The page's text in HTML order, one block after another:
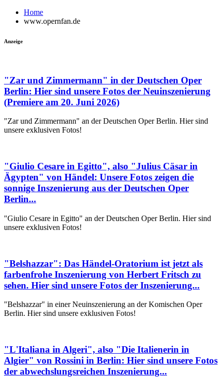
Home
www.opernfan.de
Anzeige
"Zar und Zimmermann" in der Deutschen Oper
Berlin: Hier sind unsere Fotos der Neuinszenierung
(Premiere am 20. Juni 2026)
"Zar und Zimmermann" an der Deutschen Oper Berlin. Hier sind
unsere exklusiven Fotos!
"Giulio Cesare in Egitto", also "Julius Cäsar in
Ägypten" von Händel: Unsere Fotos zeigen die
sonnige Inszenierung aus der Deutschen Oper
Berlin...
"Giulio Cesare in Egitto" an der Deutschen Oper Berlin. Hier sind
unsere exklusiven Fotos!
"Belshazzar": Das Händel-Oratorium ist jetzt als
farbenfrohe Inszenierung von Herbert Fritsch zu
sehen. Hier sind unsere Fotos der Inszenierung...
"Belshazzar" in einer Neuinszenierung an der Komischen Oper
Berlin. Hier sind unsere exklusiven Fotos!
"L'Italiana in Algeri", also "Die Italienerin in
Algier" von Rossini in Berlin: Hier sind unsere Fotos
der abwechslungsreichen Inszenierung...